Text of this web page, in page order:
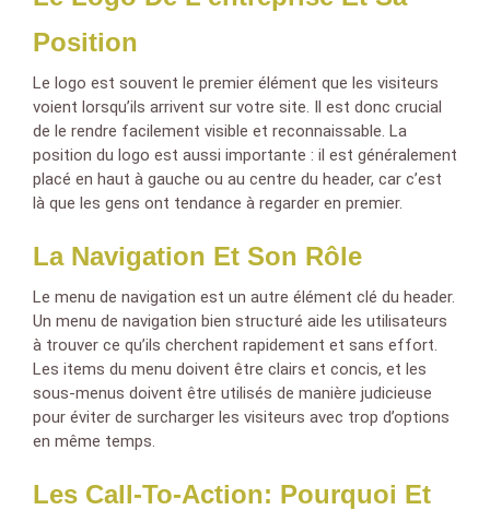
Position
Le logo est souvent le premier élément que les visiteurs
voient lorsqu’ils arrivent sur votre site. Il est donc crucial
de le rendre facilement visible et reconnaissable. La
position du logo est aussi importante : il est généralement
placé en haut à gauche ou au centre du header, car c’est
là que les gens ont tendance à regarder en premier.
La Navigation Et Son Rôle
Le menu de navigation est un autre élément clé du header.
Un menu de navigation bien structuré aide les utilisateurs
à trouver ce qu’ils cherchent rapidement et sans effort.
Les items du menu doivent être clairs et concis, et les
sous-menus doivent être utilisés de manière judicieuse
pour éviter de surcharger les visiteurs avec trop d’options
en même temps.
Les Call-To-Action: Pourquoi Et